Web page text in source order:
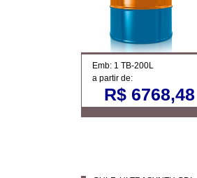
Emb: 1 TB-200L
a partir de:
R$ 6768,48